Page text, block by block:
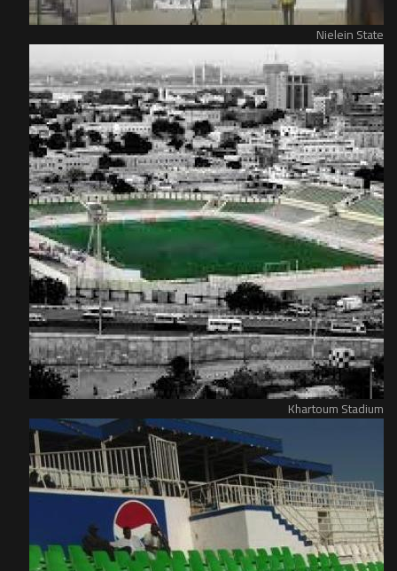
Nielein State
Khartoum Stadium